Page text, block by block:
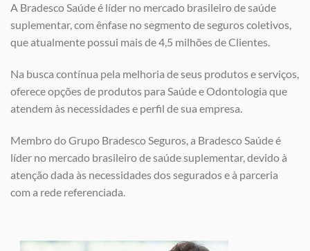
A Bradesco Saúde é líder no mercado brasileiro de saúde
suplementar, com ênfase no segmento de seguros coletivos,
que atualmente possui mais de 4,5 milhões de Clientes.
Na busca contínua pela melhoria de seus produtos e serviços,
oferece opções de produtos para Saúde e Odontologia que
atendem às necessidades e perfil de sua empresa.
Membro do Grupo Bradesco Seguros, a Bradesco Saúde é
líder no mercado brasileiro de saúde suplementar, devido à
atenção dada às necessidades dos segurados e à parceria
com a rede referenciada.